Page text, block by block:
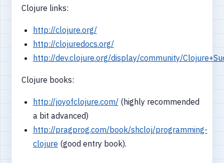
Clojure links:
http://clojure.org/
http://clojuredocs.org/
http://dev.clojure.org/display/community/
Clojure books:
http://joyofclojure.com/(highly recommended
a bit advanced)
http://pragprog.com/book/shcloj/programming-
clojure (good entry book).